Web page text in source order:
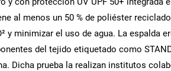
al menos un 50 % de poliéster
y minimizar el uso de agua. La espalda
del tejido etiquetado como
Dicha prueba la realizan institutos